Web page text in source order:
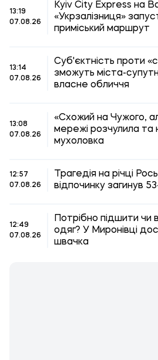
13:19
07.08.26
Kyiv City Express на
«Укрзалізниця»
приміський маршрут
13:14
07.08.26
Суб'єктність проти
зможуть міста-
власне обличчя
13:08
07.08.26
«Схожий на Чужого,
мережі розчулила та
мухоловка
12:57
07.08.26
Трагедія на річці
відпочинку загинув
12:49
07.08.26
Потрібно підшити чи
одяг? У Миронівці
швачка